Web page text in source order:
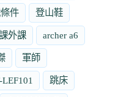
件 登山鞋
外課 archer a6
軍師
LEF101 跳床